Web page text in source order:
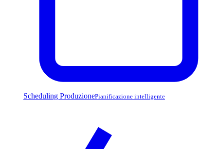
Scheduling ProduzionePianificazione intelligente